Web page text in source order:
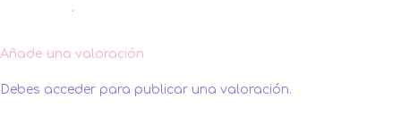
.
Añade una valoración
Debes acceder para publicar una valoración.